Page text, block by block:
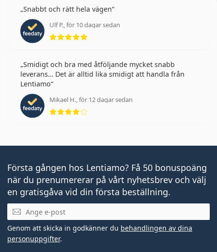
Snabbt och rätt hela vägen
Ulf P., för 10 dagar sedan
Betyg 5 av 5
Smidigt och bra med åtföljande mycket snabb
leverans… Det är alltid lika smidigt att handla från
Lentiamo
Mikael H., för 12 dagar sedan
Betyg 4 av 5
Första gången hos Lentiamo? Få 50 bonuspoäng
när du prenumererar på vårt nyhetsbrev och välj
en gratisgåva vid din första beställning.
Mejladress
Genom att skicka in godkänner du behandlingen av dina
personuppgifter.